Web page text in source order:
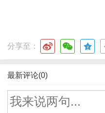
分享至：
最新评论(0)